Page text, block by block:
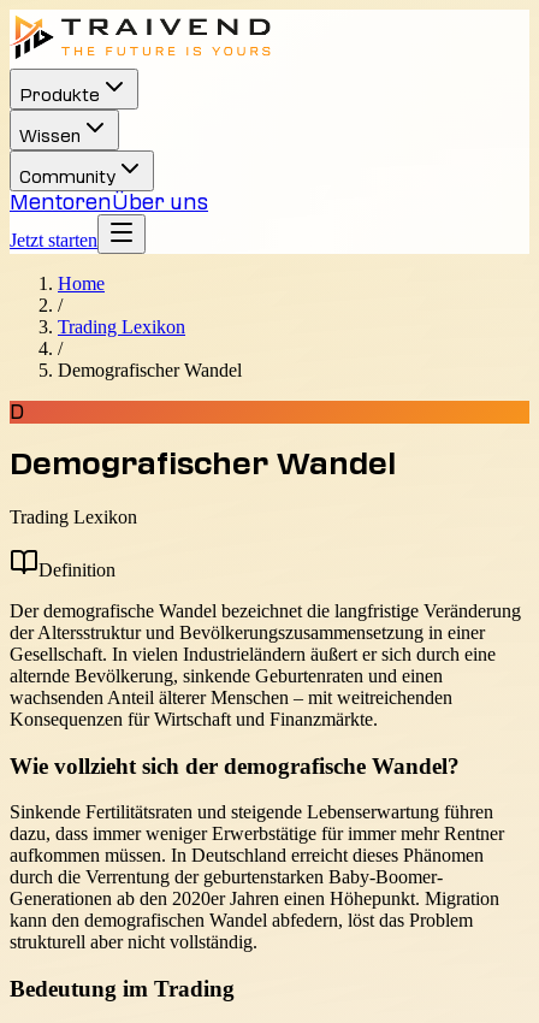
Produkte
Wissen
Community
MentorenÜber uns
Jetzt starten
Home
/
Trading Lexikon
/
Demografischer Wandel
D
Demografischer Wandel
Trading Lexikon
Definition
Der demografische Wandel bezeichnet die langfristige Veränderung
der Altersstruktur und Bevölkerungszusammensetzung in einer
Gesellschaft. In vielen Industrieländern äußert er sich durch eine
alternde Bevölkerung, sinkende Geburtenraten und einen
wachsenden Anteil älterer Menschen – mit weitreichenden
Konsequenzen für Wirtschaft und Finanzmärkte.
Wie vollzieht sich der demografische Wandel?
Sinkende Fertilitätsraten und steigende Lebenserwartung führen
dazu, dass immer weniger Erwerbstätige für immer mehr Rentner
aufkommen müssen. In Deutschland erreicht dieses Phänomen
durch die Verrentung der geburtenstarken Baby-Boomer-
Generationen ab den 2020er Jahren einen Höhepunkt. Migration
kann den demografischen Wandel abfedern, löst das Problem
strukturell aber nicht vollständig.
Bedeutung im Trading